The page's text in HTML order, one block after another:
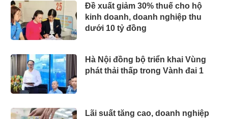
Đề xuất giảm 30% thuế cho hộ
kinh doanh, doanh nghiệp thu
dưới 10 tỷ đồng
Hà Nội đồng bộ triển khai Vùng
phát thải thấp trong Vành đai 1
Lãi suất tăng cao, doanh nghiệp